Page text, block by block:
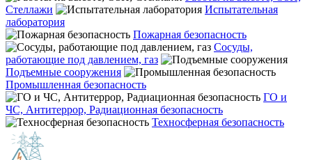
Стеллажи
Испытательная
лаборатория
Пожарная безопасность
Сосуды,
работающие под давлением, газ
Подъемные сооружения
Промышленная безопасность
ГО и
ЧС, Антитеррор, Радиационная безопасность
Техносферная безопасность